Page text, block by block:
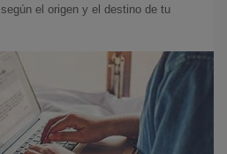
el origen y el destino de tu